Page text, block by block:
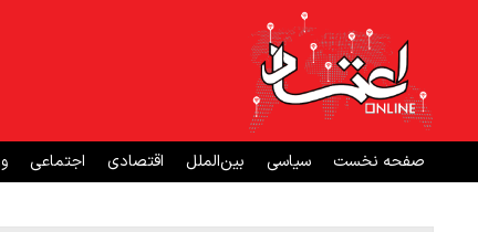
صفحه نخست سیاسی بین‌الملل اقتصادی اجتماعی